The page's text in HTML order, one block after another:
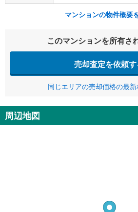
マンションの物件概要
このマンションを所有さ
売却査定を依頼
同じエリアの売却価格の最
周辺地図